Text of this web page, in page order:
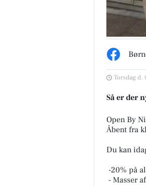
Torsdag d.
Så er der
Open By
Åbent fra
Du kan
-20% på
- Masser